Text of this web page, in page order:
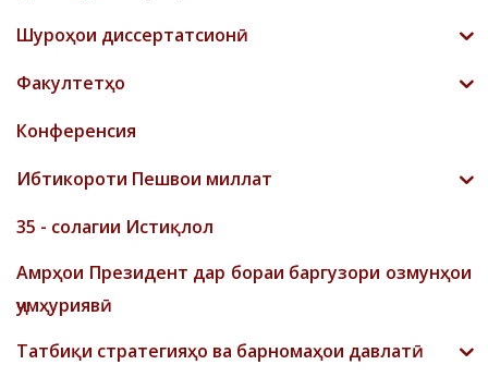
Шyроҳои диссертатсионӣ
Факултетҳо
Конференсия
Ибтикороти Пешвои миллат
35 - солагии Истиқлол
Амрҳои Президент дар бораи баргузори озмунҳои
ҷумҳуриявӣ
Татбиқи стратегияҳо ва барномаҳои давлатӣ